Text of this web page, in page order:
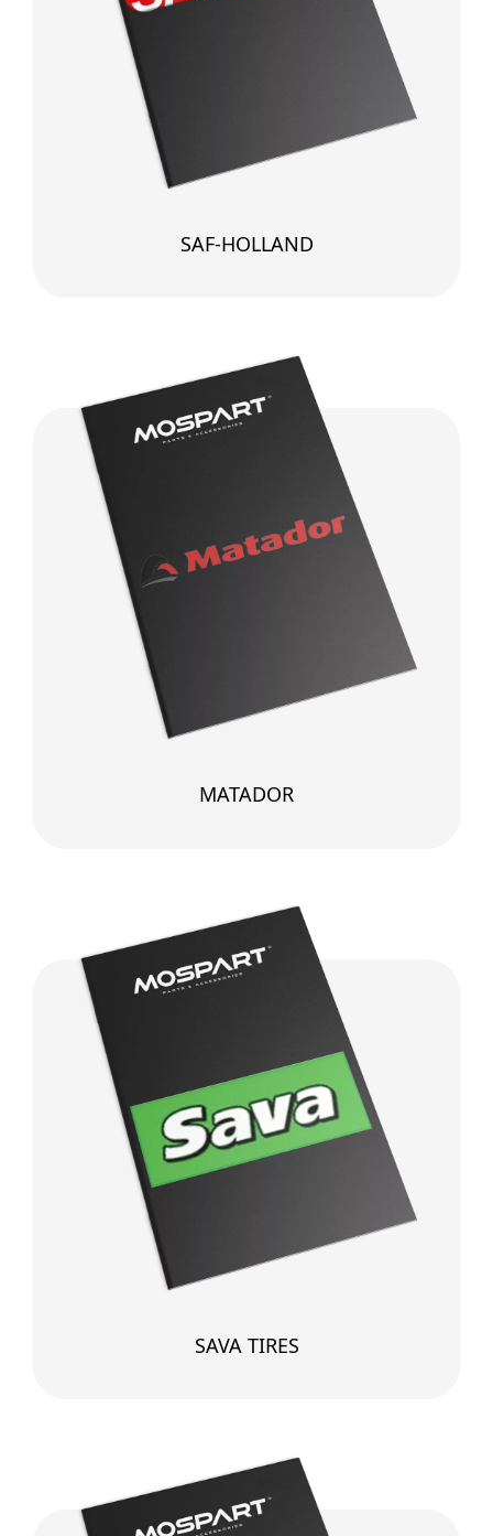
SAF-HOLLAND
MATADOR
SAVA TIRES